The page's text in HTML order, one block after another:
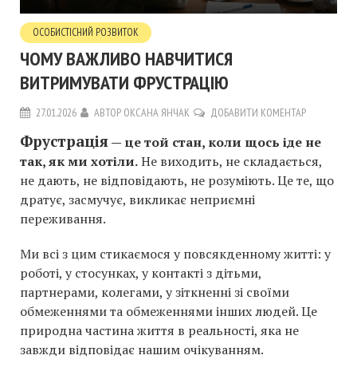
ОСОБИСТІСНИЙ РОЗВИТОК
ЧОМУ ВАЖЛИВО НАВЧИТИСЯ
ВИТРИМУВАТИ ФРУСТРАЦІЮ
27.01.2026 АВТОР ОКСАНА ЯНЧАК ДОБАВИТИ КОМЕНТАР
Фрустрація— це той стан, коли щось іде не
так, як ми хотіли.Не виходить, не складається,
не дають, не відповідають, не розуміють. Це те, що
дратує, засмучує, викликає неприємні
переживання.
Ми всі з цим стикаємося у повсякденному житті: у
роботі, у стосунках, у контакті з дітьми,
партнерами, колегами, у зіткненні зі своїми
обмеженнями та обмеженнями інших людей. Це
природна частина життя в реальності, яка не
завжди відповідає нашим очікуванням.